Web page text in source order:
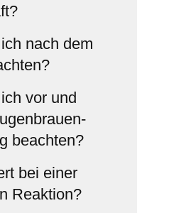
nach dem
vor und
beachten?
bei einer
Reaktion?